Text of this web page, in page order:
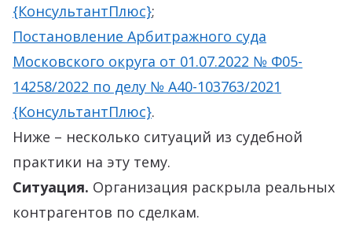
{КонсультантПлюс};
Постановление Арбитражного суда
Московского округа от 01.07.2022 № Ф05-
14258/2022 по делу № А40-103763/2021
{КонсультантПлюс}.
Ниже – несколько ситуаций из судебной
практики на эту тему.
Ситуация. Организация раскрыла реальных
контрагентов по сделкам.